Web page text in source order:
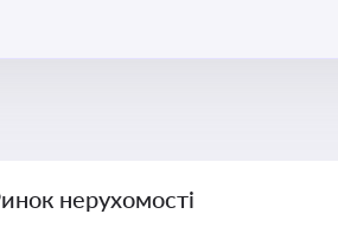
нерухомості